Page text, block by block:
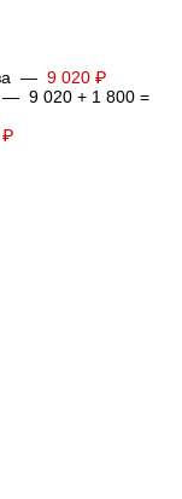
— 9 020 ₽
— 9 020 + 1 800 =
₽